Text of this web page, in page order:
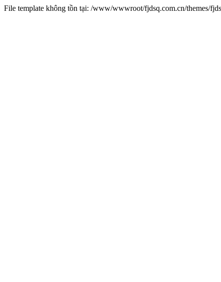
File template không tồn tại: /www/wwwroot/fjdsq.com.cn/themes/